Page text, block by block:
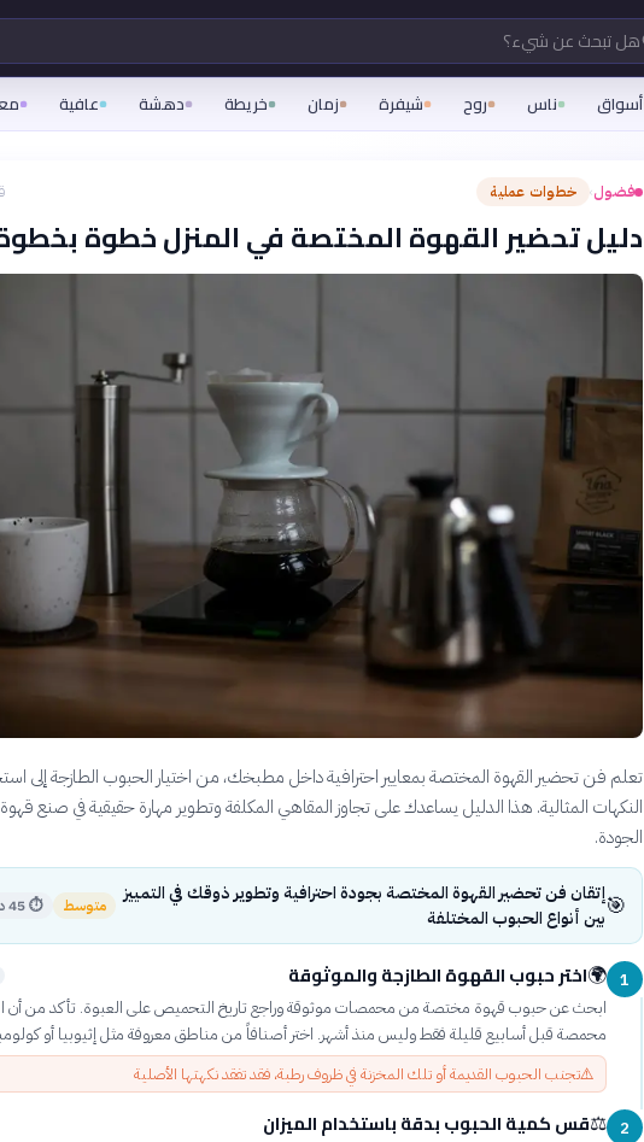
هل تبحث عن شيء؟
أسواق ناس روح شيفرة زمان خريطة دهشة عافية
فضول› خطوات عملية
دليل تحضير القهوة المختصة في المنزل خطوة
تعلم فن تحضير القهوة المختصة بمعايير احترافية داخل مطبخك، من اختيار الحبوب الطازجة إلى
النكهات المثالية. هذا الدليل يساعدك على تجاوز المقاهي المكلفة وتطوير مهارة حقيقية في صنع قهوة
الجودة.
🎯إتقان فن تحضير القهوة المختصة بجودة احترافية وتطوير ذوقك في التمييز
بين أنواع الحبوب المختلفة
متوسط ⏱45 دقيقة
1
🌍اختر حبوب القهوة الطازجة والموثوقة
ابحث عن حبوب قهوة مختصة من محمصات موثوقة وراجع تاريخ التحميص على العبوة. تأكد من أن
محمصة قبل أسابيع قليلة فقط وليس منذ أشهر. اختر أصنافاً من مناطق معروفة مثل إثيوبيا أو
⚠️تجنب الحبوب القديمة أو تلك المخزنة في ظروف رطبة، فقد تفقد نكهتها الأصلية
2
⚖️قس كمية الحبوب بدقة باستخدام الميزان